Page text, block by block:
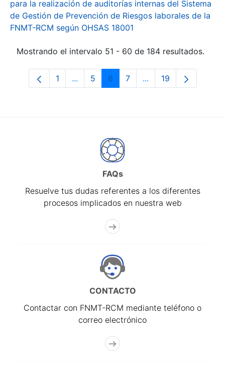
para la realización de auditorías internas del Sistema
de Gestión de Prevención de Riesgos laborales de la
FNMT-RCM según OHSAS 18001
Mostrando el intervalo 51 - 60 de 184 resultados.
Página
1 ...Páginas intermedias Use TAB para
Página
5 Página
6 Página
7 ...Páginas intermedias
Página
19
FAQs
Resuelve tus dudas referentes a los diferentes
procesos implicados en nuestra web
CONTACTO
Contactar con FNMT-RCM mediante teléfono o
correo electrónico